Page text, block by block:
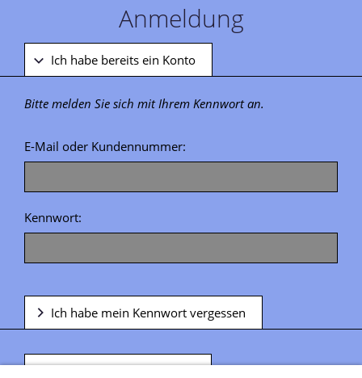
Anmeldung
Ich habe bereits ein Konto
Bitte melden Sie sich mit Ihrem Kennwort an.
E-Mail oder Kundennummer:
Kennwort:
Ich habe mein Kennwort vergessen
Ich habe noch kein Konto.